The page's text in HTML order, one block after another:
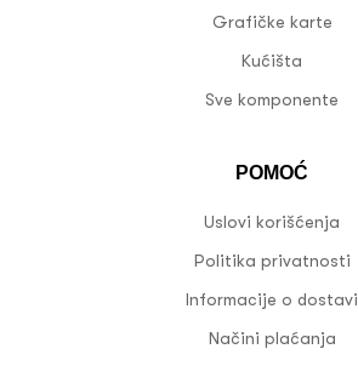
Grafičke karte
Kućišta
Sve komponente
POMOĆ
Uslovi korišćenja
Politika privatnosti
Informacije o dostavi
Načini plaćanja